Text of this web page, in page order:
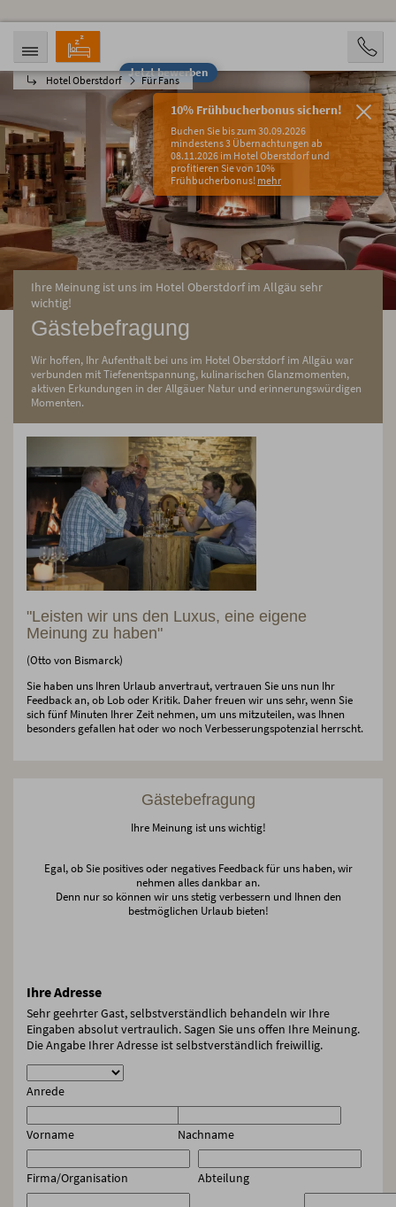
Jetzt bewerben
Hotel Oberstdorf Für Fans
10% Frühbucherbonus sichern!
Buchen Sie bis zum 30.09.2026
mindestens 3 Übernachtungen ab
08.11.2026 im Hotel Oberstdorf und
profitieren Sie von 10%
Frühbucherbonus! mehr
ANREISE ABREISE
15.08.2026
PERSONEN
2 Personen
BUCHEN
Ihre Meinung ist uns im Hotel Oberstdorf im Allgäu sehr
wichtig!
Gästebefragung
Wir hoffen, Ihr Aufenthalt bei uns im Hotel Oberstdorf im Allgäu war
verbunden mit Tiefenentspannung, kulinarischen Glanzmomenten,
aktiven Erkundungen in der Allgäuer Natur und erinnerungswürdigen
Momenten.
"Leisten wir uns den Luxus, eine eigene
Meinung zu haben"
(Otto von Bismarck)
Sie haben uns Ihren Urlaub anvertraut, vertrauen Sie uns nun Ihr
Feedback an, ob Lob oder Kritik. Daher freuen wir uns sehr, wenn Sie
sich fünf Minuten Ihrer Zeit nehmen, um uns mitzuteilen, was Ihnen
besonders gefallen hat oder wo noch Verbesserungspotenzial herrscht.
Gästebefragung
Ihre Meinung ist uns wichtig!
Egal, ob Sie positives oder negatives Feedback für uns haben, wir
nehmen alles dankbar an.
Denn nur so können wir uns stetig verbessern und Ihnen den
bestmöglichen Urlaub bieten!
Ihre Adresse
Sehr geehrter Gast, selbstverständlich behandeln wir Ihre
Eingaben absolut vertraulich. Sagen Sie uns offen Ihre Meinung.
Die Angabe Ihrer Adresse ist selbstverständlich freiwillig.
Anrede
Vorname Nachname
Firma/Organisation Abteilung